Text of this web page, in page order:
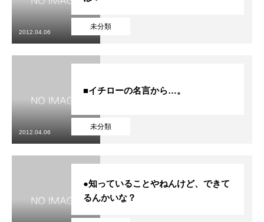
未分類
2012.04.06
未分類
■イチローの名言から…。
2012.04.06
●知っていることやねんけど、できて
るんかいな？